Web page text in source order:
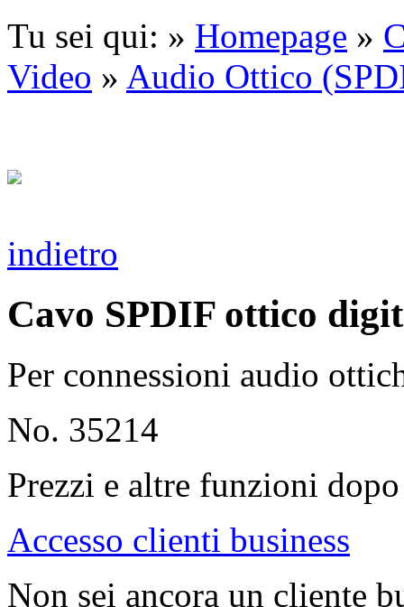
Tu sei qui: » Homepage »
Video » Audio Ottico
indietro
Cavo SPDIF ottico
Per connessioni audio
No. 35214
Prezzi e altre funzioni
Accesso clienti business
Non sei ancora un cliente